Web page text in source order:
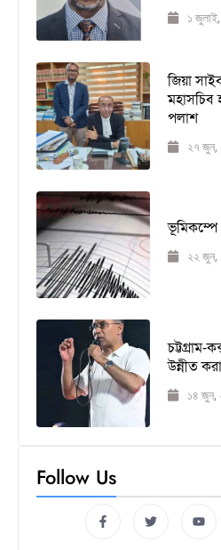
১
জিয়া
পলাশ
২৭ জুন,
২২ জুন,
উন্নীত
১৪ জুন,
Follow Us